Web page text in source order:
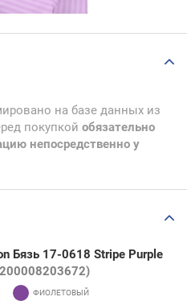
на базе данных из
покупкой обязательно
непосредственно у
Бязь 17-0618 Stripe Purple